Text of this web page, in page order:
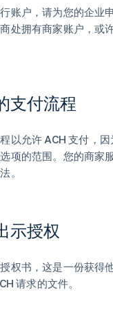
账户，请为您的企业
处拥有商家账户，或
支付流程
以允许 ACH 支付，
项的范围。您的商家
。
示授权
权书，这是一份获得
请求的文件。